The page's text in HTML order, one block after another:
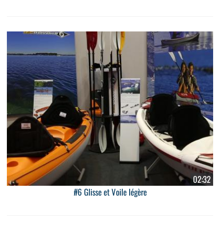
02:32
#6 Glisse et Voile légère